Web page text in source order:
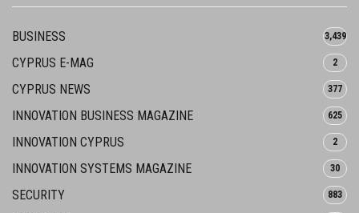
BUSINESS 3,439
CYPRUS E-MAG 2
CYPRUS NEWS 377
INNOVATION BUSINESS MAGAZINE 625
INNOVATION CYPRUS 2
INNOVATION SYSTEMS MAGAZINE 30
SECURITY 883